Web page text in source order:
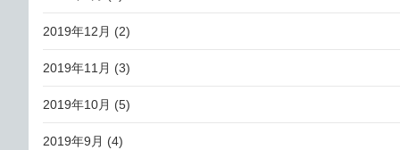
2019年12月 (2)
2019年11月 (3)
2019年10月 (5)
2019年9月 (4)